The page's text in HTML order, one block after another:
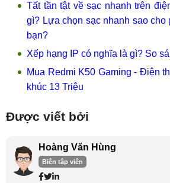
Tất tần tật về sạc nhanh trên
gì? Lựa chọn sạc nhanh sao
bạn?
Xếp hạng IP có nghĩa là gì? So
Mua Redmi K50 Gaming - Điện
khúc 13 Triệu
Được viết bởi
Hoàng Văn Hùng
Biên tập viên